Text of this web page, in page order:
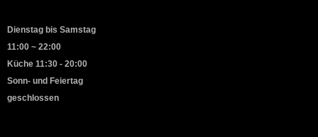
Dienstag bis Samstag
11:00 ~ 22:00
Küche 11:30 - 20:00
Sonn- und Feiertag
geschlossen